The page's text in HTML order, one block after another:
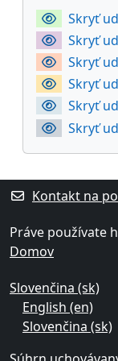
Skryť
Skryť
Skryť
Skryť
Skryť
Skryť
Kontakt na
Práve používate
Domov
Slovenčina ‎(sk)‎
English ‎(en)‎
Slovenčina ‎(sk)‎